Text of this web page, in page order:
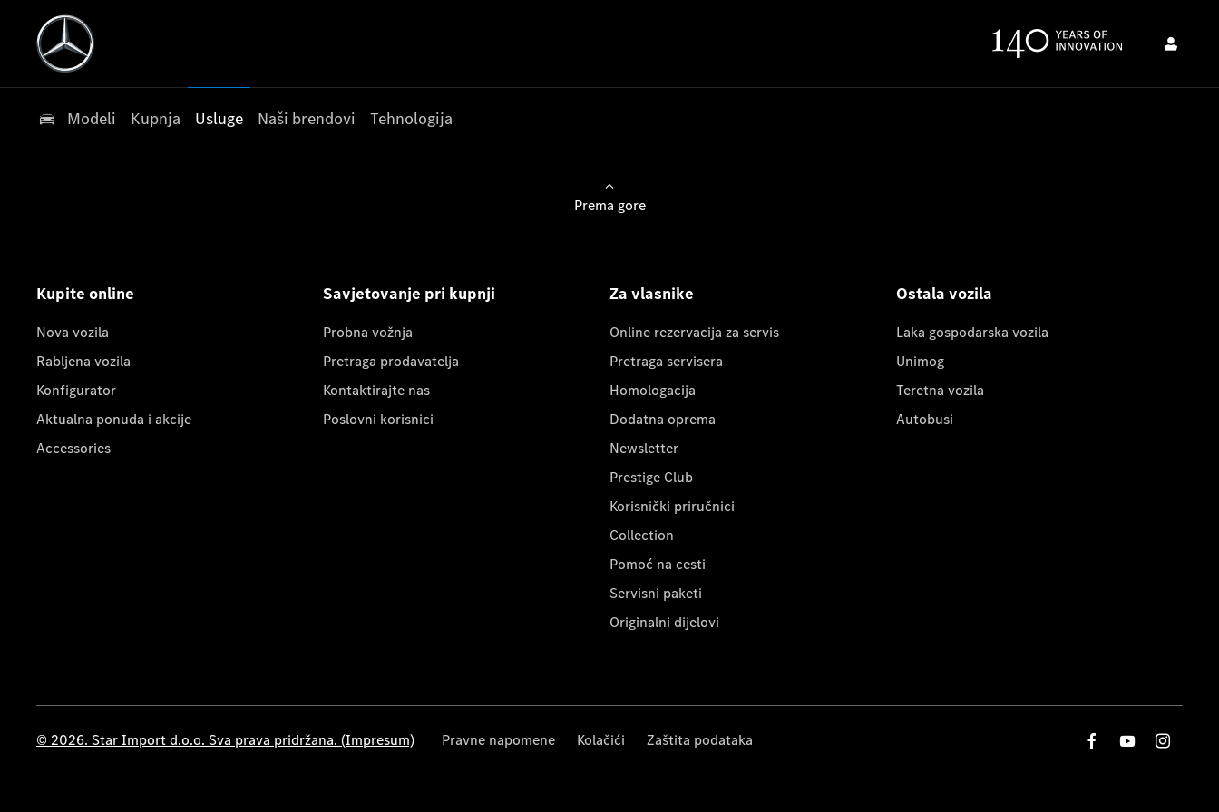
Modeli Kupnja Usluge Naši brendovi Tehnologija
Prema gore
Kupite online
Nova vozila
Rabljena vozila
Konfigurator
Aktualna ponuda i akcije
Accessories
Savjetovanje pri kupnji
Probna vožnja
Pretraga prodavatelja
Kontaktirajte nas
Poslovni korisnici
Za vlasnike
Online rezervacija za servis
Pretraga servisera
Homologacija
Dodatna oprema
Newsletter
Prestige Club
Korisnički priručnici
Collection
Pomoć na cesti
Servisni paketi
Originalni dijelovi
Ostala vozila
Laka gospodarska vozila
Unimog
Teretna vozila
Autobusi
© 2026. Star Import d.o.o. Sva prava pridržana. (Impresum) Pravne napomene Kolačići Zaštita podataka